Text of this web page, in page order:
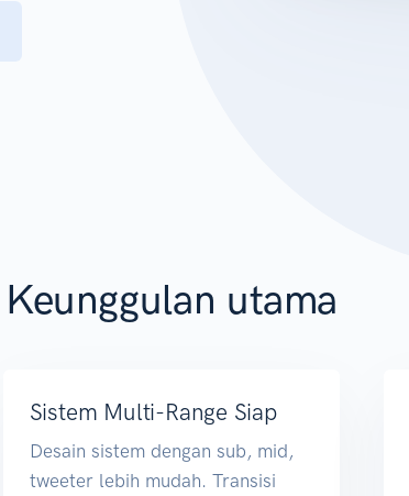
Keunggulan utama
Sistem Multi-Range Siap
Desain sistem dengan sub, mid,
tweeter lebih mudah. Transisi